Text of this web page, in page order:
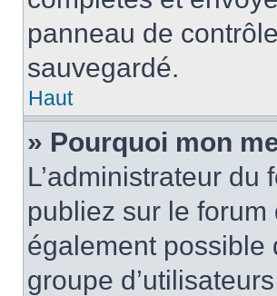
panneau de
sauvegardé.
Haut
» Pourquoi mon
L’administrateur
publiez sur le forum
également possible
groupe